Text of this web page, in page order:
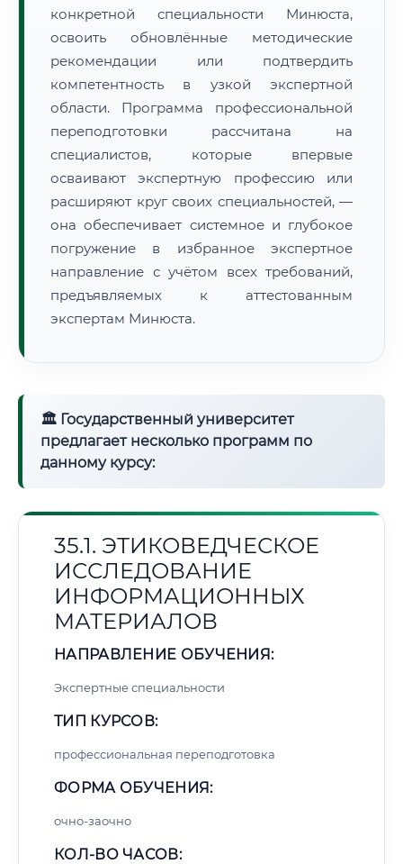
конкретной специальности Минюста,
освоить обновлённые методические
рекомендации или подтвердить
компетентность в узкой экспертной
области. Программа профессиональной
переподготовки рассчитана на
специалистов, которые впервые
осваивают экспертную профессию или
расширяют круг своих специальностей, —
она обеспечивает системное и глубокое
погружение в избранное экспертное
направление с учётом всех требований,
предъявляемых к аттестованным
экспертам Минюста.
🏛 Государственный университет
предлагает несколько программ по
данному курсу:
35.1. ЭТИКОВЕДЧЕСКОЕ
ИССЛЕДОВАНИЕ
ИНФОРМАЦИОННЫХ
МАТЕРИАЛОВ
НАПРАВЛЕНИЕ ОБУЧЕНИЯ:
Экспертные специальности
ТИП КУРСОВ:
профессиональная переподготовка
ФОРМА ОБУЧЕНИЯ:
очно-заочно
КОЛ-ВО ЧАСОВ: